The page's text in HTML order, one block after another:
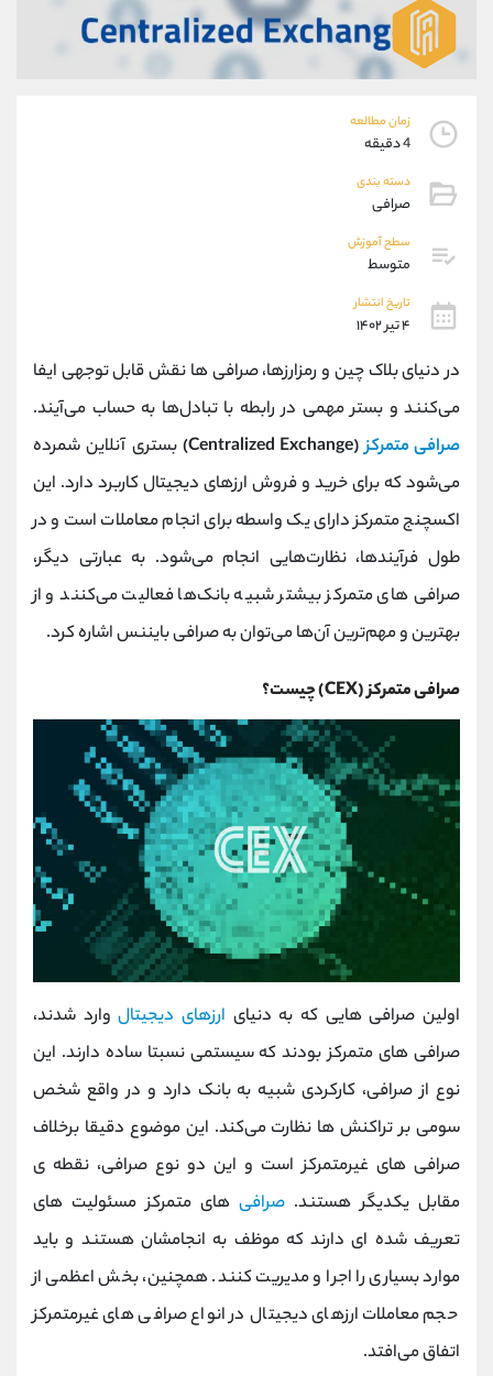
زمان مطالعه
4 دقیقه
دسته بندی
صرافی
سطح آموزش
متوسط
تاریخ انتشار
۴ تیر ۱۴۰۲
در دنیای بلاک چین و رمزارزها، صرافی‌ ها نقش قابل توجهی ایفا
می‌کنند و بستر مهمی در رابطه با تبادل‌ها به حساب می‌آیند.
صرافی متمرکز(Centralized Exchange)
بستری آنلاین شمرده
می‌شود که برای خرید و فروش ارزهای دیجیتال کاربرد دارد. این
اکسچنج متمرکز دارای یک واسطه‌ برای انجام معاملات است و در
طول فرآیندها، نظارت‌هایی انجام می‌شود. به عبارتی دیگر،
صرافی‌ های متمرکز بیشتر شبیه بانک‌ها فعالیت می‌کنند و از
بهترین و مهم‌ترین آن‌‌ها می‌‎توان به صرافی بایننس اشاره کرد.
صرافی متمرکز (CEX) چیست؟
اولین صرافی‌ هایی که به دنیای ارزهای دیجیتالوارد شدند،
صرافی‌ های متمرکز بودند که سیستمی نسبتا ساده دارند. این
نوع از صرافی، کارکردی شبیه به بانک دارد و در واقع شخص
سومی بر تراکنش‌ ها نظارت می‌کند. این موضوع دقیقا برخلاف
صرافی‌ های غیرمتمرکز است و این دو نوع صرافی، نقطه‌ ی
مقابل یکدیگر هستند. صرافی‌ های متمرکز مسئولیت‌ های
تعریف شده‌ ای دارند که موظف به انجامشان هستند و باید
موارد بسیاری را اجرا و مدیریت کنند. همچنین، بخش اعظمی از
حجم معاملات ارزهای دیجیتال در انواع صرافی‌ های غیرمتمرکز
اتفاق می‌افتد.
09927779040
واتساپ شروع گفتگو
تلگرام
پشتیبان فروش
موبایل
واتساپ
داخلی
اطلاعات تماس
021-22021030
بدون پیش شماره 90001030
اینستاگرام @alireza.mehrabii
کانال تلگرام @alirezamehrabi_com